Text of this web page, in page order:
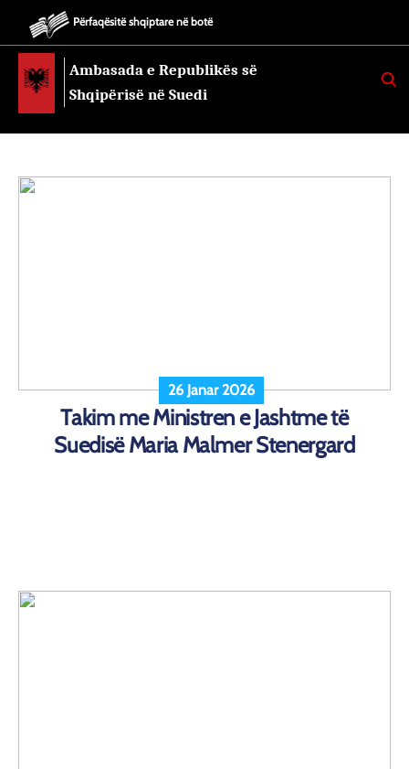
Përfaqësitë shqiptare në botë
Ambasada e Republikës së
Shqipërisë në Suedi
K
E
26 Janar 2026
Takim me Ministren e Jashtme të
Suedisë Maria Malmer Stenergard